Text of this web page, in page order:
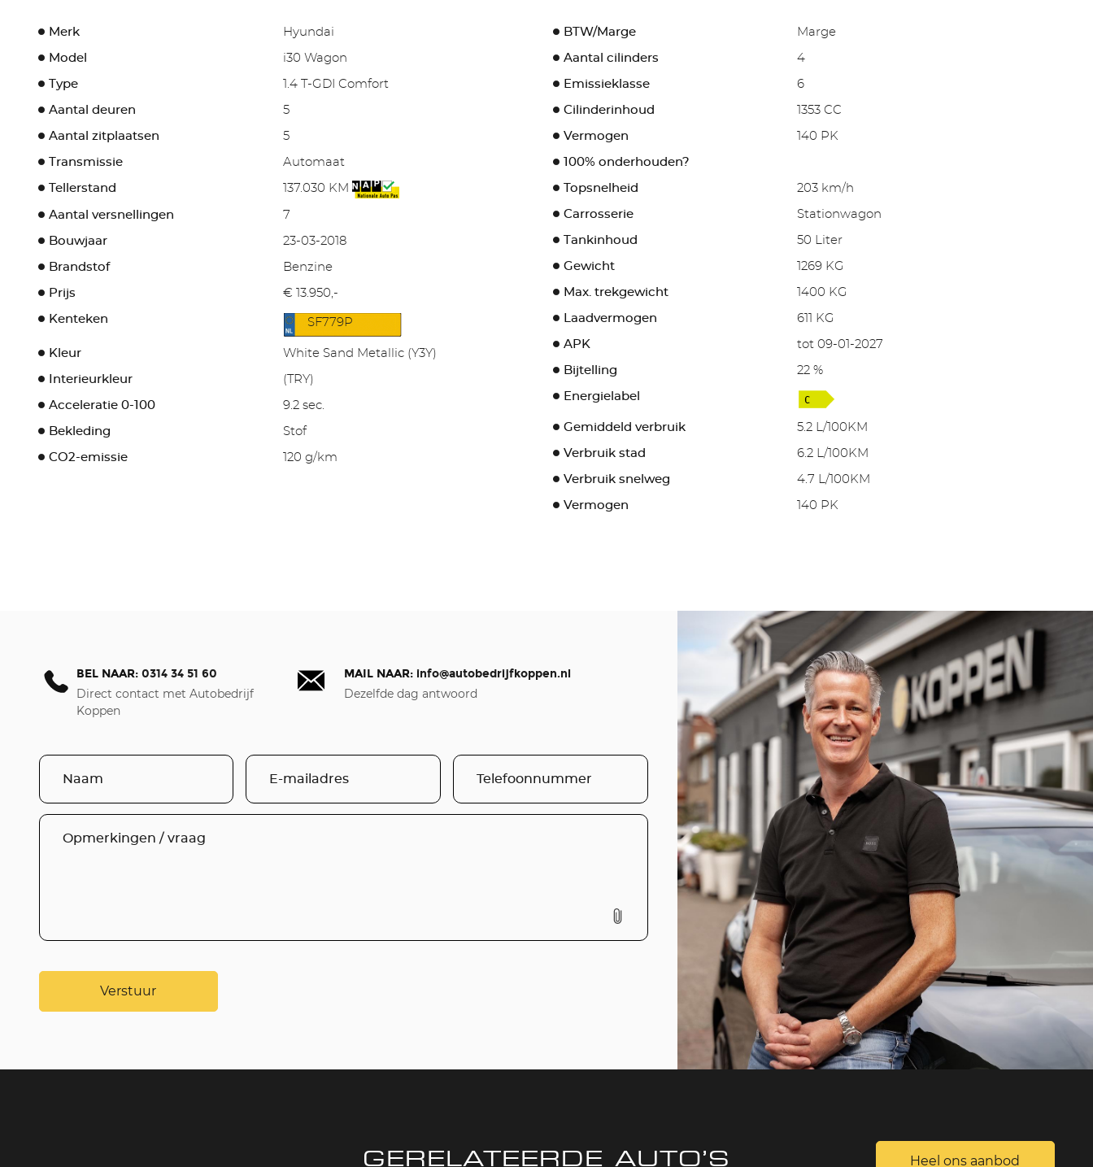
Merk Hyundai
Model i30 Wagon
Type 1.4 T-GDI Comfort
Aantal deuren 5
Aantal zitplaatsen 5
Transmissie Automaat
Tellerstand 137.030 KM
Aantal versnellingen 7
Bouwjaar 23-03-2018
Brandstof Benzine
Prijs € 13.950,-
Kenteken SF779P
Kleur White Sand Metallic (Y3Y)
Interieurkleur (TRY)
Acceleratie 0-100 9.2 sec.
Bekleding Stof
CO2-emissie 120 g/km
BTW/Marge Marge
Aantal cilinders 4
Emissieklasse 6
Cilinderinhoud 1353 CC
Vermogen 140 PK
100% onderhouden?
Topsnelheid 203 km/h
Carrosserie Stationwagon
Tankinhoud 50 Liter
Gewicht 1269 KG
Max. trekgewicht 1400 KG
Laadvermogen 611 KG
APK tot 09-01-2027
Bijtelling 22 %
Energielabel
Gemiddeld verbruik 5.2 L/100KM
Verbruik stad 6.2 L/100KM
Verbruik snelweg 4.7 L/100KM
Vermogen 140 PK
BEL NAAR:0314 34 51 60
Direct contact met Autobedrijf
Koppen
MAIL NAAR: info@autobedrijfkoppen.nl
Dezelfde dag antwoord
Verstuur
GERELATEERDE AUTO’S Heel ons aanbod